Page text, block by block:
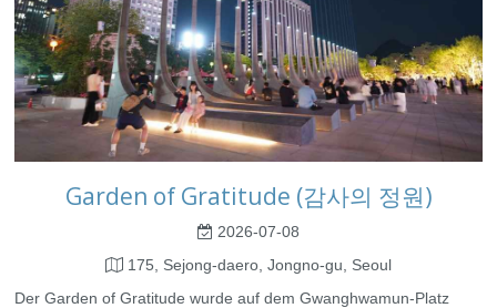
Garden of Gratitude (감사의 정원)
2026-07-08
175, Sejong-daero, Jongno-gu, Seoul
Der Garden of Gratitude wurde auf dem Gwanghwamun-Platz